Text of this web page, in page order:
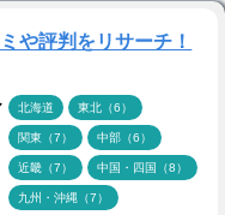
や評判をリサーチ！
北海道 東北（6）
関東（7） 中部（6）
近畿（7） 中国・四国（8）
九州・沖縄（7）